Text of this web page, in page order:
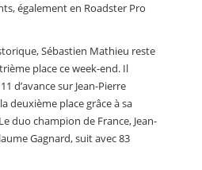
également en Roadster Pro
Sébastien Mathieu reste
place ce week-end. Il
d’avance sur Jean-Pierre
deuxième place grâce à sa
duo champion de France, Jean-
Gagnard, suit avec 83